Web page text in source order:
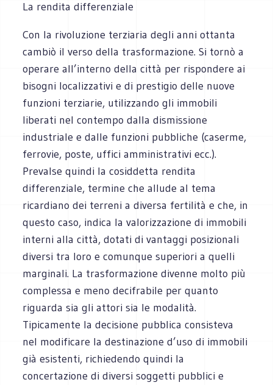
La rendita differenziale
Con la rivoluzione terziaria degli anni ottanta
cambiò il verso della trasformazione. Si tornò a
operare all’interno della città per rispondere ai
bisogni localizzativi e di prestigio delle nuove
funzioni terziarie, utilizzando gli immobili
liberati nel contempo dalla dismissione
industriale e dalle funzioni pubbliche (caserme,
ferrovie, poste, uffici amministrativi ecc.).
Prevalse quindi la cosiddetta rendita
differenziale, termine che allude al tema
ricardiano dei terreni a diversa fertilità e che, in
questo caso, indica la valorizzazione di immobili
interni alla città, dotati di vantaggi posizionali
diversi tra loro e comunque superiori a quelli
marginali. La trasformazione divenne molto più
complessa e meno decifrabile per quanto
riguarda sia gli attori sia le modalità.
Tipicamente la decisione pubblica consisteva
nel modificare la destinazione d’uso di immobili
già esistenti, richiedendo quindi la
concertazione di diversi soggetti pubblici e